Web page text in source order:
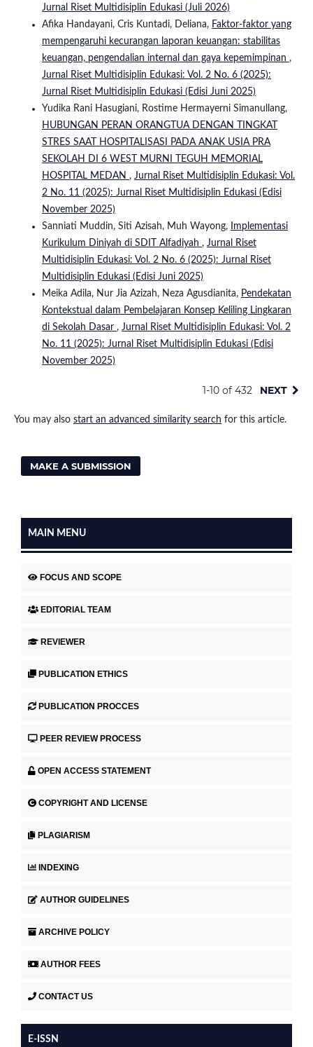
Jurnal Riset Multidisiplin Edukasi (Juli 2026)
Afika Handayani, Cris Kuntadi, Deliana, Faktor-faktor yang
mempengaruhi kecurangan laporan keuangan: stabilitas
keuangan, pengendalian internal dan gaya kepemimpinan ,
Jurnal Riset Multidisiplin Edukasi: Vol. 2 No. 6 (2025):
Jurnal Riset Multidisiplin Edukasi (Edisi Juni 2025)
Yudika Rani Hasugiani, Rostime Hermayerni Simanullang,
HUBUNGAN PERAN ORANGTUA DENGAN TINGKAT
STRES SAAT HOSPITALISASI PADA ANAK USIA PRA
SEKOLAH DI 6 WEST MURNI TEGUH MEMORIAL
HOSPITAL MEDAN , Jurnal Riset Multidisiplin Edukasi: Vol.
2 No. 11 (2025): Jurnal Riset Multidisiplin Edukasi (Edisi
November 2025)
Sanniati Muddin, Siti Azisah, Muh Wayong,
Implementasi
Kurikulum Diniyah di SDIT Alfadiyah , Jurnal Riset
Multidisiplin Edukasi: Vol. 2 No. 6 (2025): Jurnal Riset
Multidisiplin Edukasi (Edisi Juni 2025)
Meika Adila, Nur Jia Azizah, Neza Agusdianita, Pendekatan
Kontekstual dalam Pembelajaran Konsep Keliling Lingkaran
di Sekolah Dasar , Jurnal Riset Multidisiplin Edukasi: Vol. 2
No. 11 (2025): Jurnal Riset Multidisiplin Edukasi (Edisi
November 2025)
1-10 of 432 NEXT
You may also start an advanced similarity search for this article.
MAKE A SUBMISSION
MAIN MENU
FOCUS AND SCOPE
EDITORIAL TEAM
REVIEWER
PUBLICATION ETHICS
PUBLICATION PROCCES
PEER REVIEW PROCESS
OPEN ACCESS STATEMENT
COPYRIGHT AND LICENSE
PLAGIARISM
INDEXING
AUTHOR GUIDELINES
ARCHIVE POLICY
AUTHOR FEES
CONTACT US
E-ISSN